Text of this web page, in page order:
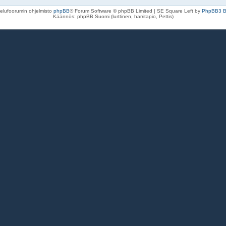
ohjelmisto phpBB® Forum Software © phpBB Limited | SE Square Left by PhpBB3
Käännös: phpBB Suomi (lurttinen, harritapio, Pettis)